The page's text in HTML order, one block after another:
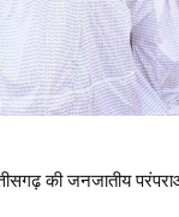
की जनजातीय